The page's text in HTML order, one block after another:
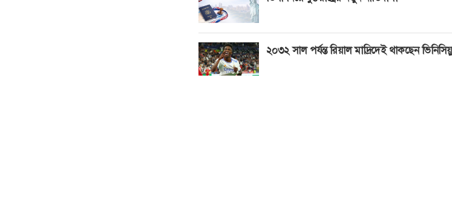
২০৩২ সাল পর্যন্ত রিয়াল মাদ্রিদেই থাকছেন